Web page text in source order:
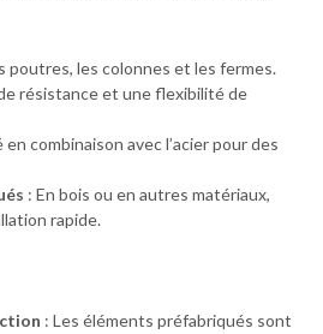
poutres, les colonnes et les fermes.
résistance et une flexibilité de
combinaison avec l’acier pour des
: En bois ou en autres matériaux,
rapide.
: Les éléments préfabriqués sont